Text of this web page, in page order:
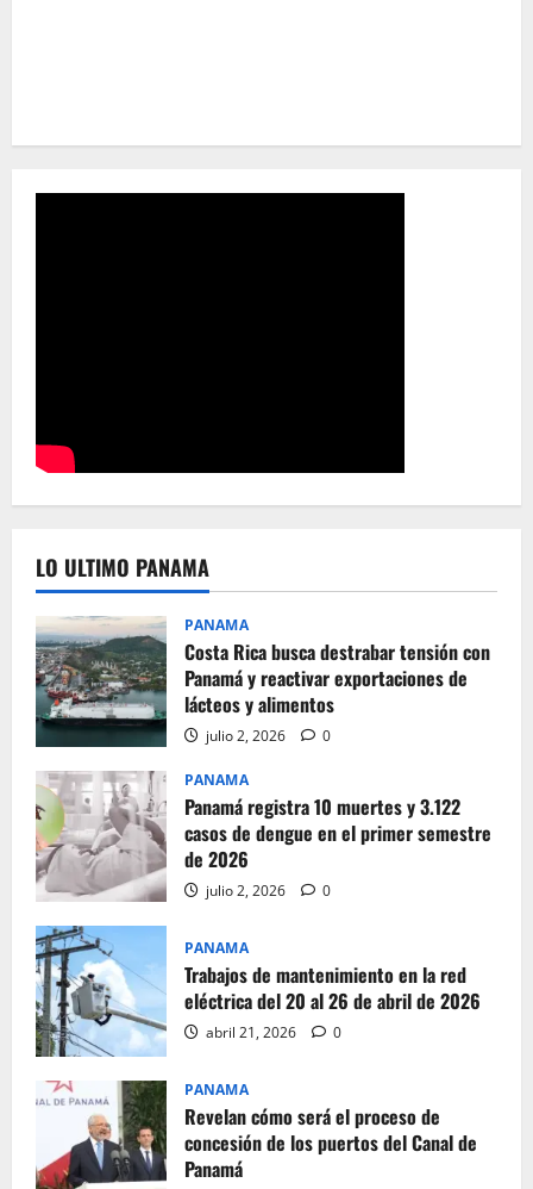
LO ULTIMO PANAMA
PANAMA
Costa Rica busca destrabar tensión con
Panamá y reactivar exportaciones de
lácteos y alimentos
julio 2, 2026 0
PANAMA
Panamá registra 10 muertes y 3.122
casos de dengue en el primer semestre
de 2026
julio 2, 2026 0
PANAMA
Trabajos de mantenimiento en la red
eléctrica del 20 al 26 de abril de 2026
abril 21, 2026 0
PANAMA
Revelan cómo será el proceso de
concesión de los puertos del Canal de
Panamá